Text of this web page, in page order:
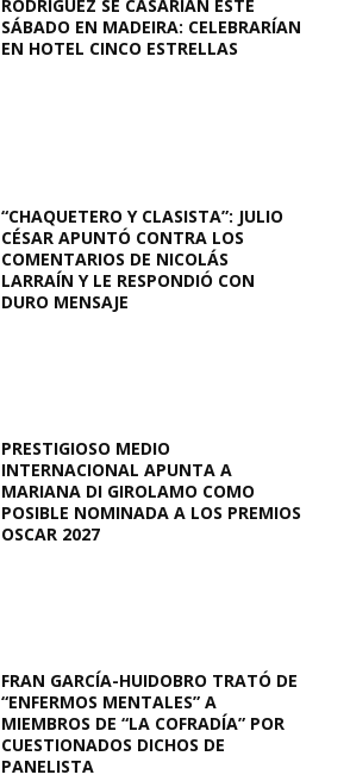
RODRÍGUEZ SE CASARÍAN ESTE
SÁBADO EN MADEIRA: CELEBRARÍAN
EN HOTEL CINCO ESTRELLAS
“CHAQUETERO Y CLASISTA”: JULIO
CÉSAR APUNTÓ CONTRA LOS
COMENTARIOS DE NICOLÁS
LARRAÍN Y LE RESPONDIÓ CON
DURO MENSAJE
PRESTIGIOSO MEDIO
INTERNACIONAL APUNTA A
MARIANA DI GIROLAMO COMO
POSIBLE NOMINADA A LOS PREMIOS
OSCAR 2027
FRAN GARCÍA-HUIDOBRO TRATÓ DE
“ENFERMOS MENTALES” A
MIEMBROS DE “LA COFRADÍA” POR
CUESTIONADOS DICHOS DE
PANELISTA